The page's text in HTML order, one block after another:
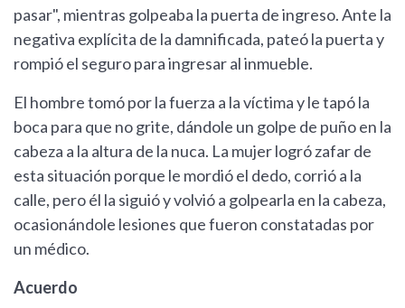
pasar", mientras golpeaba la puerta de ingreso. Ante la
negativa explícita de la damnificada, pateó la puerta y
rompió el seguro para ingresar al inmueble.
El hombre tomó por la fuerza a la víctima y le tapó la
boca para que no grite, dándole un golpe de puño en la
cabeza a la altura de la nuca. La mujer logró zafar de
esta situación porque le mordió el dedo, corrió a la
calle, pero él la siguió y volvió a golpearla en la cabeza,
ocasionándole lesiones que fueron constatadas por
un médico.
Acuerdo